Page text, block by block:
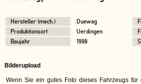
Hersteller (mech.) Duewag
Produktionsort
Uerdingen
Baujahr
1998
Bilderupload
Wenn Sie ein gutes Foto dieses Fahrzeugs